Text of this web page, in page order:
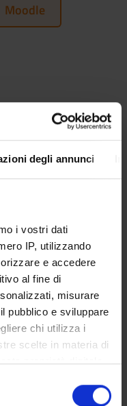
degli annunci
i vostri dati
IP, utilizzando
e accedere
al fine di
misurare
pubblico e sviluppare
chi utilizza i
scelte in materia di
proprietà digitale
in qualsiasi
Moodle
methodological
decisions,
impacts (cost-
of fundamental
its fundamental tools
economic